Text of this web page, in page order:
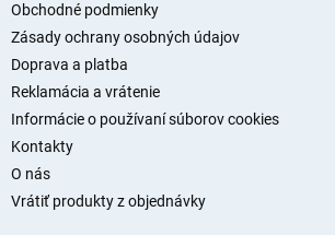
Obchodné podmienky
Zásady ochrany osobných údajov
Doprava a platba
Reklamácia a vrátenie
Informácie o používaní súborov cookies
Kontakty
O nás
Vrátiť produkty z objednávky